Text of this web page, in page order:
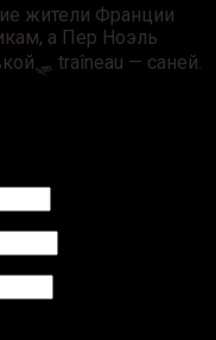
жители Франции
а Пер Ноэль
traîneau — саней.